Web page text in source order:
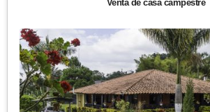
Venta de casa campestre